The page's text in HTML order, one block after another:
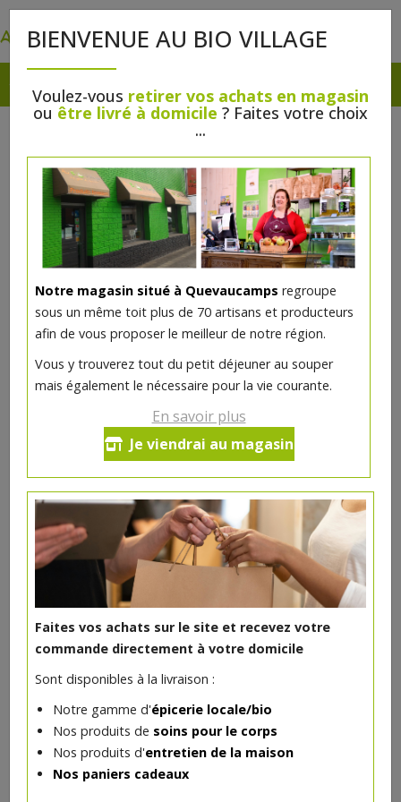
BIENVENUE AU BIO VILLAGE
Voulez-vous retirer vos achats en magasin
ou être livré à domicile ? Faites votre choix
...
Notre magasin situé à Quevaucamps regroupe
sous un même toit plus de 70 artisans et producteurs
afin de vous proposer le meilleur de notre région.
Vous y trouverez tout du petit déjeuner au souper
mais également le nécessaire pour la vie courante.
En savoir plus
Je viendrai au magasin
Faites vos achats sur le site et recevez votre
commande directement à votre domicile
Sont disponibles à la livraison :
Notre gamme d'épicerie locale/bio
Nos produits de soins pour le corps
Nos produits d'entretien de la maison
Nos paniers cadeaux
Bière à la Ferme Marguerite 33 cl
BALF
Brassin de printemps, la Marguerite
Ça sent le printemps, Marguerite est de sortie !
Laissez-vous séduire par des arômes fleuris et fruités,
libérés par un houblon issu de notre terroir hennuyer.
Fraiche , dotée d’une amertume franche équilibrée par
des malts caramel, elle saura réveiller nos papilles
ensomeillées par les longs mois d’hiver.
Alc. 6,2% vol.
Ce produit est indisponible pour le moment.